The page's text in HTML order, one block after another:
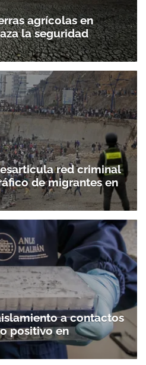
agrícolas en
la seguridad
red criminal
de migrantes en
a contactos
positivo en